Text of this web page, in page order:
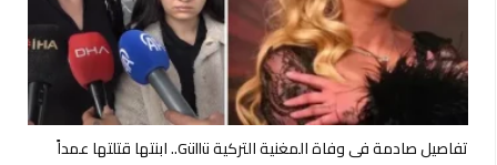
تفاصيل صادمة في وفاة المغنية التركية Güllü.. ابنتها قتلتها عمداً